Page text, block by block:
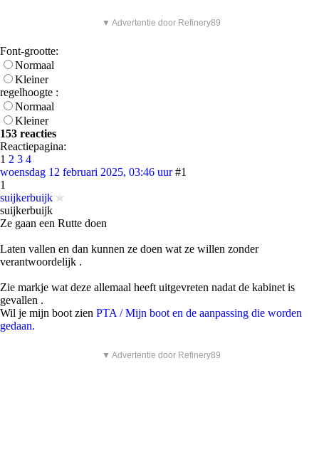
▼ Advertentie door Refinery89
Font-grootte:
Normaal
Kleiner
regelhoogte :
Normaal
Kleiner
153 reacties
Reactiepagina:
1 2 3 4
woensdag 12 februari 2025, 03:46 uur #1
1
suijkerbuijk
suijkerbuijk
Ze gaan een Rutte doen
Laten vallen en dan kunnen ze doen wat ze willen zonder
verantwoordelijk .
Zie markje wat deze allemaal heeft uitgevreten nadat de kabinet is
gevallen .
Wil je mijn boot zien PTA / Mijn boot en de aanpassing die worden
gedaan.
▼ Advertentie door Refinery89